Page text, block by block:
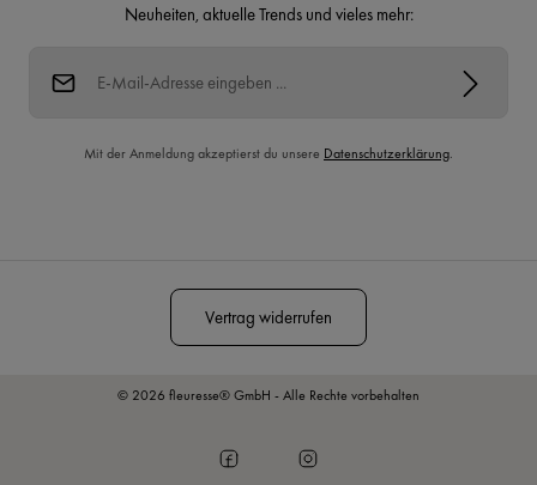
Neuheiten, aktuelle Trends und vieles mehr:
Mit der Anmeldung akzeptierst du unsere Datenschutzerklärung.
Vertrag widerrufen
© 2026 fleuresse® GmbH - Alle Rechte vorbehalten